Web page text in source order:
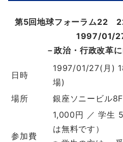
第5回地球フォーラム22
1997/01/
－政治・行政改革
日時
1997/01/27(月)
場)
場所
銀座ソニービル
参加費
1,000円 ／ 学生
は無料です）